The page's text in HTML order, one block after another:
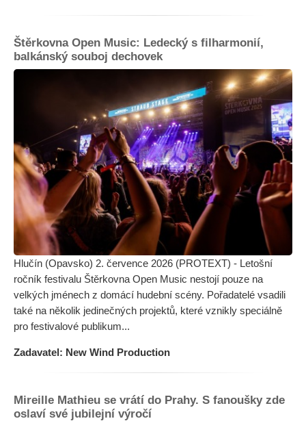
Štěrkovna Open Music: Ledecký s filharmonií,
balkánský souboj dechovek
Hlučín (Opavsko) 2. července 2026 (PROTEXT) - Letošní
ročník festivalu Štěrkovna Open Music nestojí pouze na
velkých jménech z domácí hudební scény. Pořadatelé vsadili
také na několik jedinečných projektů, které vznikly speciálně
pro festivalové publikum...
Zadavatel: New Wind Production
Mireille Mathieu se vrátí do Prahy. S fanoušky zde
oslaví své jubilejní výročí